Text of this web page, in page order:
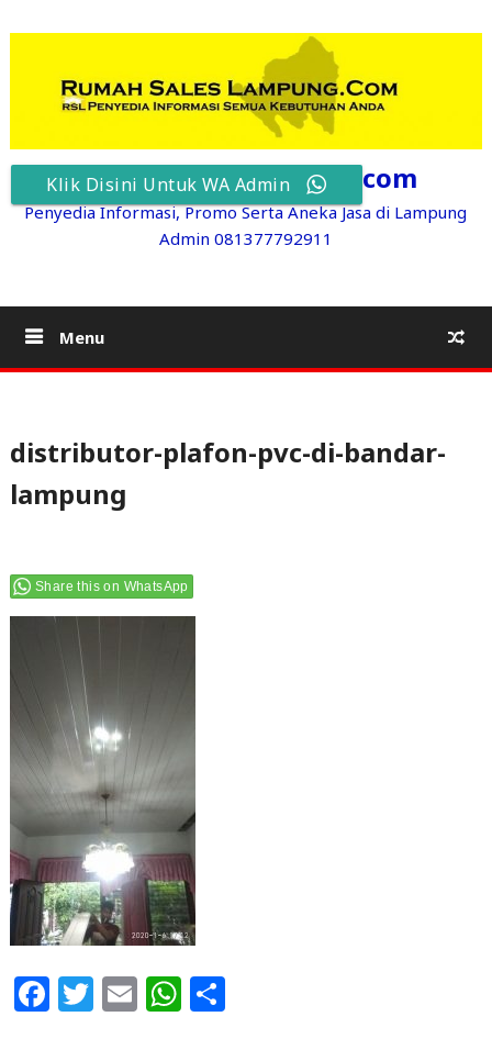
content
RumahSalesLampung.com
Penyedia Informasi, Promo Serta Aneka Jasa di Lampung
Admin 081377792911
Menu
distributor-plafon-pvc-di-bandar-
lampung
Share this on WhatsApp
F
a
T
w
E
m
W
h
S
Klik Disini Untuk WA Admin